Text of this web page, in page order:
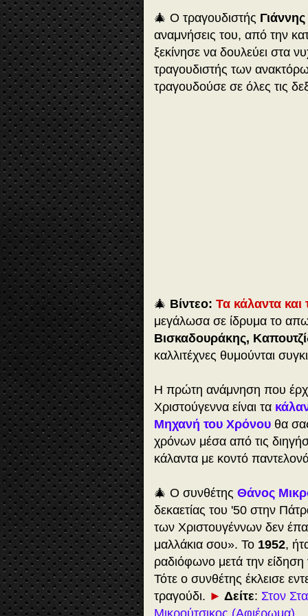
🎄 Ο τραγουδιστής
αναμνήσεις του, από την
ξεκίνησε να δουλεύει στα
τραγουδιστής των
τραγουδούσε σε όλες τις
5
3
:
2
0
Έ
ξ
ι
ξ
ε
χ
ρ
ι
σ
τ
έ
ς
χ
ρ
ι
σ
τ
ο
υ
γ
ε
ν
ν
🎄 Βίντεο: Τα κάλαντα και
μεγάλωσα σε ίδρυμα το
Βισκαδουράκης,
καλλιτέχνες θυμούνται
H πρώτη ανάμνηση που
Χριστούγεννα είναι τα
Μηχανή του Χρόνου θα
χρόνων μέσα από τις
κάλαντα με κοντό
🎄 Ο συνθέτης Θάνος
δεκαετίας του '50 στην Πάτρα
των Χριστουγέννων δεν
μαλλάκια σου». Το 1952,
ραδιόφωνο μετά την είδηση
Τότε ο συνθέτης έκλεισε
τραγούδι. ► Δείτε: Στον